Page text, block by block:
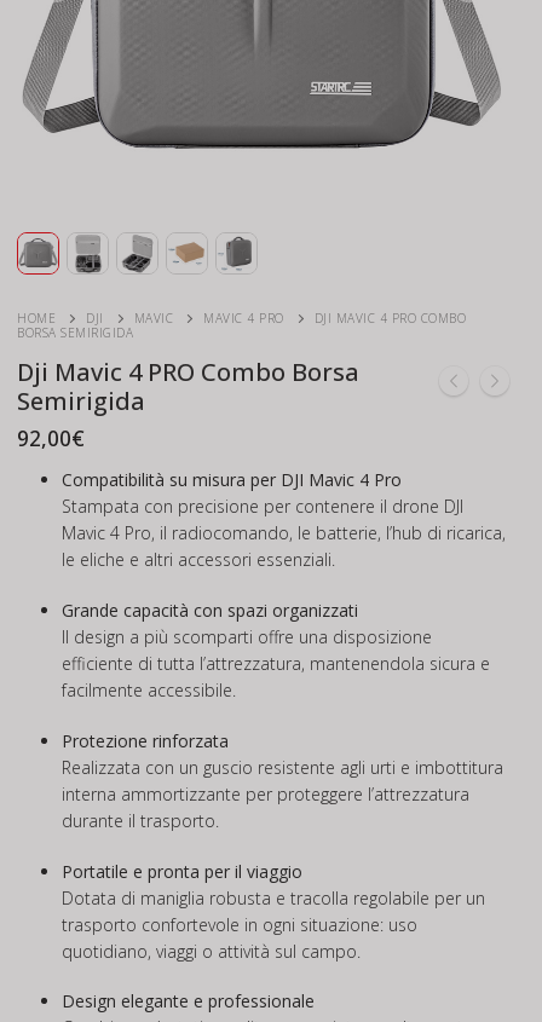
HOME DJI MAVIC MAVIC 4 PRO
DJI MAVIC 4 PRO COMBO
BORSA SEMIRIGIDA
Dji Mavic 4 PRO Combo Borsa
Semirigida
92,00€
Compatibilità su misura per DJI Mavic 4 Pro
Stampata con precisione per contenere il drone DJI
Mavic 4 Pro, il radiocomando, le batterie, l’hub di ricarica,
le eliche e altri accessori essenziali.
Grande capacità con spazi organizzati
Il design a più scomparti offre una disposizione
efficiente di tutta l’attrezzatura, mantenendola sicura e
facilmente accessibile.
Protezione rinforzata
Realizzata con un guscio resistente agli urti e imbottitura
interna ammortizzante per proteggere l’attrezzatura
durante il trasporto.
Portatile e pronta per il viaggio
Dotata di maniglia robusta e tracolla regolabile per un
trasporto confortevole in ogni situazione: uso
quotidiano, viaggi o attività sul campo.
Design elegante e professionale